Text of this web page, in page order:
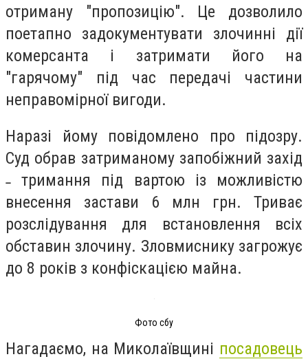
отриману "пропозицію". Це дозволило
поетапно задокументувати злочинні дії
комерсанта і затримати його на
"гарячому" під час передачі частини
неправомірної вигоди.
Наразі йому повідомлено про підозру.
Суд обрав затриманому запобіжний захід
˗ тримання під вартою із можливістю
внесення застави 6 млн грн. Триває
розслідування для встановлення всіх
обставин злочину. Зловмиснику загрожує
до 8 років з конфіскацією майна.
Фото сбу
Нагадаємо, на Миколаївщині посадовець